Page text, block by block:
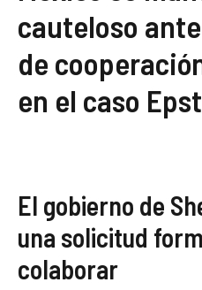
cauteloso
de
en el caso
El gobierno de
una solicitud
colaborar